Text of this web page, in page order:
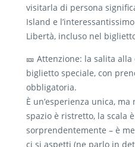
visitarla di persona
Island e
Libertà, incluso nel
🎫 Attenzione: la salita
biglietto speciale, con
obbligatoria.
È un’esperienza unica,
spazio è ristretto, la scala
sorprendentemente – è
ci si aspetti (ne parlo in